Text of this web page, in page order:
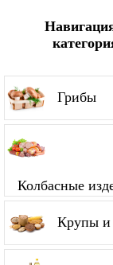
Грибы
Колбасные
Крупы